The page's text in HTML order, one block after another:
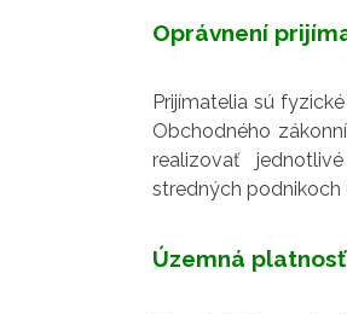
Oprávnení
Prijímatelia sú
Obchodného
realizovať
stredných podnikoch
Územná platnosť